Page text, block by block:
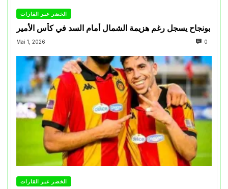
الخضر عبر القارات
بونجاح يسجل رغم هزيمة الشمال أمام السد في كأس الأمير
Mai 1, 2026 0
الخضر عبر القارات